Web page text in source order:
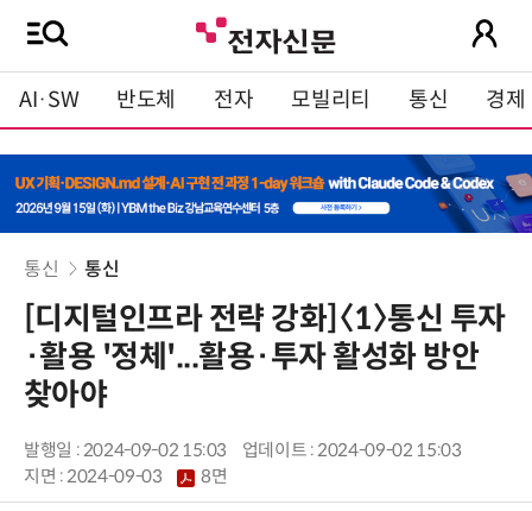
AI·SW 반도체 전자 모빌리티 통신 경제
통신 통신
[디지털인프라 전략 강화]〈1〉통신 투자
·활용 '정체'...활용·투자 활성화 방안
찾아야
발행일 : 2024-09-02 15:03
업데이트 : 2024-09-02 15:03
지면 :2024-09-03 8면